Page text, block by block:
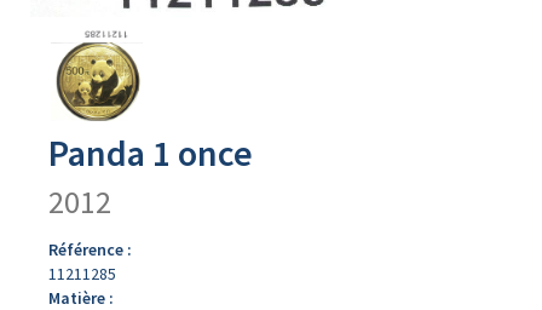
produit
Panda 1 once
2012
Référence :
11211285
Matière :